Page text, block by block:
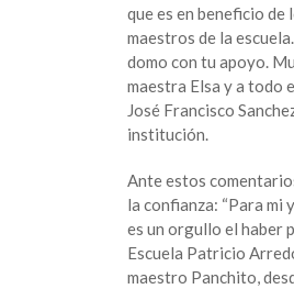
complicaciones”:
que es en beneficio de
maestros de la
domo con tu apoyo.
maestra Elsa y a todo
José Francisco
institución.
Ante estos
la confianza: “Para mi
es un orgullo el haber
Escuela Patricio
maestro Panchito,